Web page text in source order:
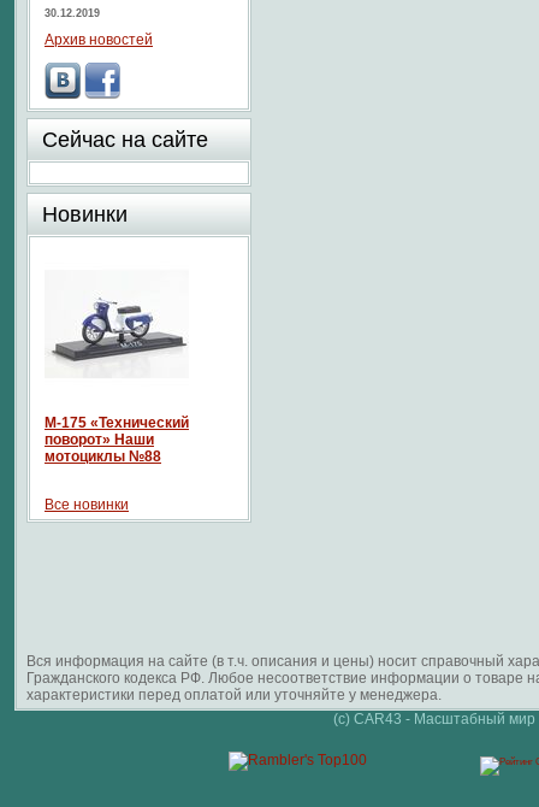
30.12.2019
Архив новостей
Сейчас на сайте
Новинки
М-175 «Технический
поворот» Наши
мотоциклы №88
Все новинки
Вся информация на сайте (в т.ч. описания и цены) носит справочный
Гражданского кодекса РФ. Любое несоответствие информации о
характеристики перед оплатой или уточняйте у менеджера.
(c) CAR43 - Масштабный мир